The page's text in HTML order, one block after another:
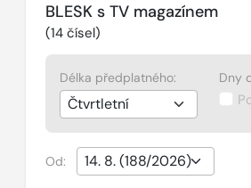
BLESK s TV magazínem
(14čísel)
Délka předplatného: Dny
Od: